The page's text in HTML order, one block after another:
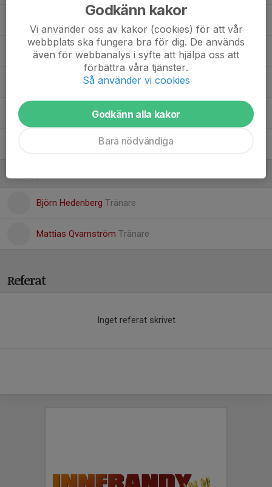
Leo Westlund
Oliwer Vidén
Orvar Tenman Pettersson
Ragnar Enarsson
Ledare
Björn Hedenberg Tränare
Mattias Qvarnström Tränare
Referat
Inget referat skrivet
Godkänn kakor
Vi använder oss av kakor (cookies) för att vår
webbplats ska fungera bra för dig. De används
även för webbanalys i syfte att hjälpa oss att
förbättra våra tjänster.
Så använder vi cookies
Godkänn alla kakor
Bara nödvändiga